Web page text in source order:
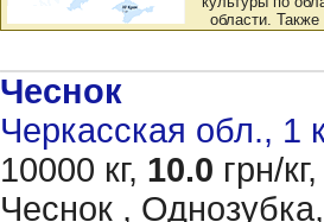
области. Также
Чеснок
Черкасская обл., 1
10000 кг, 10.0 грн/кг,
Чеснок ,